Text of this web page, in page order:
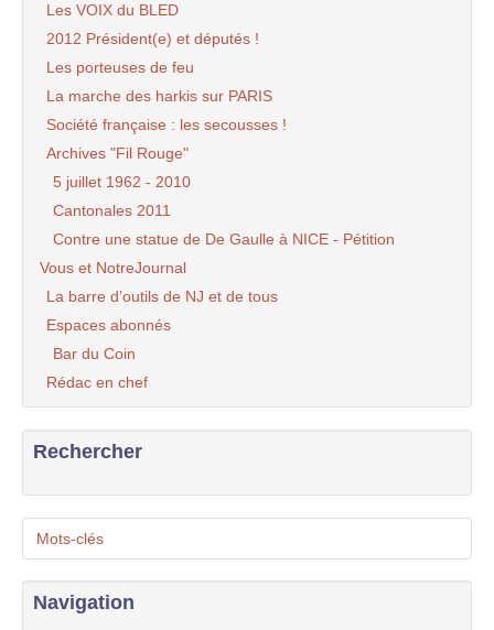
Les VOIX du BLED
2012 Président(e) et députés !
Les porteuses de feu
La marche des harkis sur PARIS
Société française : les secousses !
Archives "Fil Rouge"
5 juillet 1962 - 2010
Cantonales 2011
Contre une statue de De Gaulle à NICE - Pétition
Vous et NotreJournal
La barre d’outils de NJ et de tous
Espaces abonnés
Bar du Coin
Rédac en chef
Rechercher
Mots-clés
Navigation